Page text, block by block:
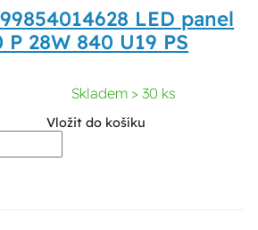
LED panel
P 28W 840 U19 PS
Skladem > 30 ks
Vložit do košíku